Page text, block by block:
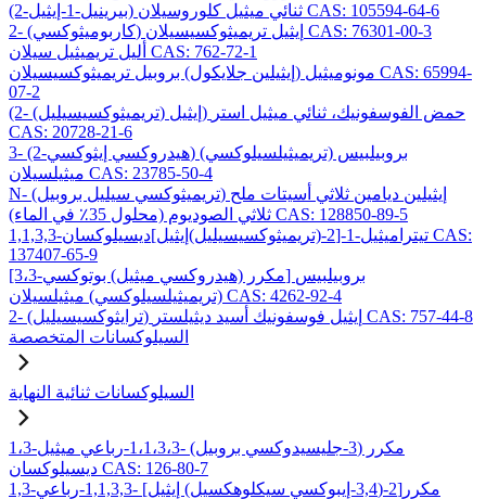
(2-بيرينيل-1-إيثيل) ثنائي ميثيل كلوروسيلان CAS: 105594-64-6
2- (كاربوميثوكسي) إيثيل تريميثوكسيسيلان CAS: 76301-00-3
أليل تريميثيل سيلان CAS: 762-72-1
مونوميثيل (إيثيلين جلايكول) بروبيل تريميثوكسيسيلان CAS: 65994-
07-2
(2- (تريميثوكسيسيليل) إيثيل) حمض الفوسفونيك، ثنائي ميثيل استر
CAS: 20728-21-6
3- (2-هيدروكسي إيثوكسي) بروبيلبيس (تريميثيلسيلوكسي)
ميثيلسيلان CAS: 23785-50-4
N- (تريميثوكسي سيليل بروبيل) إيثيلين ديامين ثلاثي أسيتات ملح
ثلاثي الصوديوم (محلول 35٪ في الماء) CAS: 128850-89-5
1,1,3,3-تيتراميثيل-1-[2-(تريميثوكسيسيليل)إيثيل]ديسيلوكسان CAS:
137407-65-9
[3،3-مكرر (هيدروكسي ميثيل) بوتوكسي] بروبيلبيس
(تريميثيلسيلوكسي) ميثيلسيلان CAS: 4262-92-4
2- (ترايثوكسيسيليل) إيثيل فوسفونيك أسيد ديثيلستر CAS: 757-44-8
السيلوكسانات المتخصصة
السيلوكسانات ثنائية النهاية
1،3-مكرر (3-جليسيدوكسي بروبيل) -1،1،3،3-رباعي ميثيل
ديسيلوكسان CAS: 126-80-7
1,3-مكرر[2-(3,4-إيبوكسي سيكلوهكسيل) إيثيل] -1,1,3,3-رباعي